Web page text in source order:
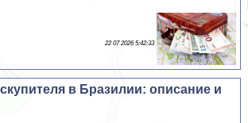
22 07 2026 5:42:33
в Бразилии: описание и